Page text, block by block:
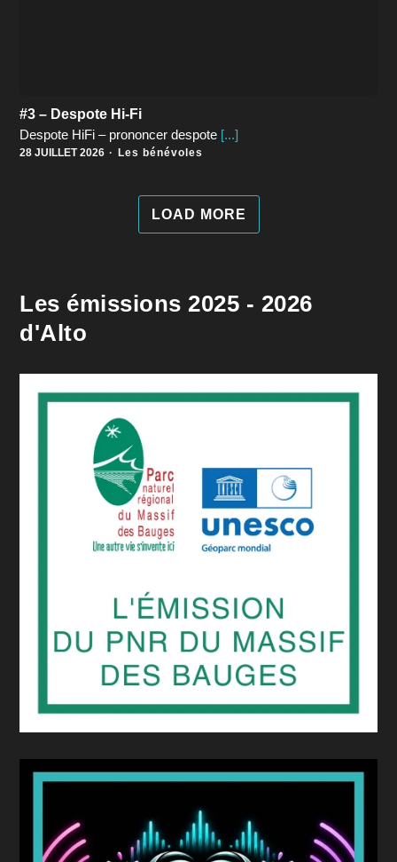
#3 – Despote Hi-Fi
Despote HiFi – prononcer despote [...]
28 JUILLET 2026 Les bénévoles
LOAD MORE
Les émissions 2025 - 2026
d'Alto